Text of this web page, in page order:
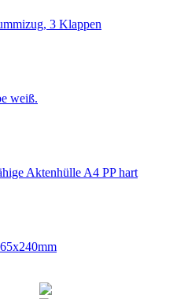
3 Klappen
weiß.
Aktenhülle A4 PP hart